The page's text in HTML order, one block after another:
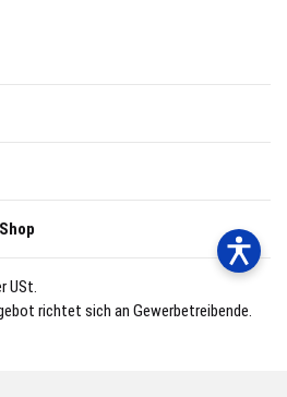
USt.
richtet sich an Gewerbetreibende.